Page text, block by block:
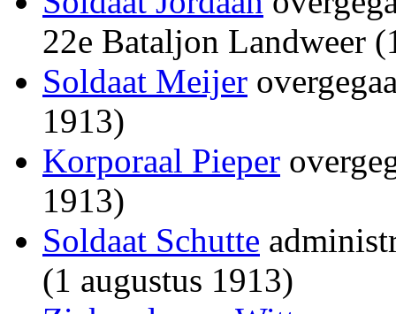
22e Bataljon Landweer
Soldaat Meijer
1913)
Korporaal Pieper
1913)
Soldaat Schutte
(1 augustus 1913)